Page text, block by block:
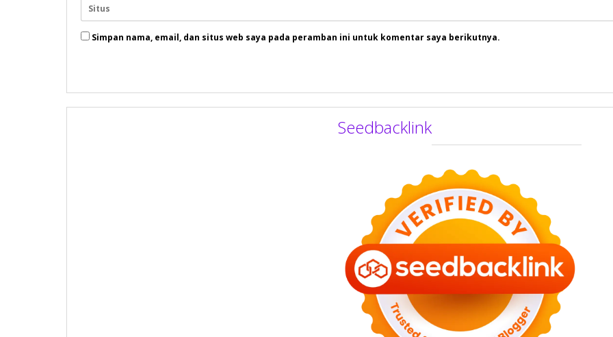
Simpan nama, email, dan situs web saya pada peramban ini untuk komentar saya berikutnya.
Seedbacklink